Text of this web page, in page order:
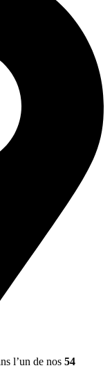
l’un de nos 54